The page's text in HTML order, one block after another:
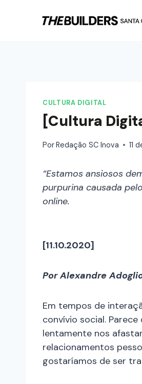
CULTURA DIGITAL
[Cultura
PorRedação SC Inova 11
“Estamos ansiosos
purpurina causada
online.
[11.10.2020]
Por Alexandre
Em tempos de
convívio social.
lentamente nos
relacionamentos
gostaríamos de ser